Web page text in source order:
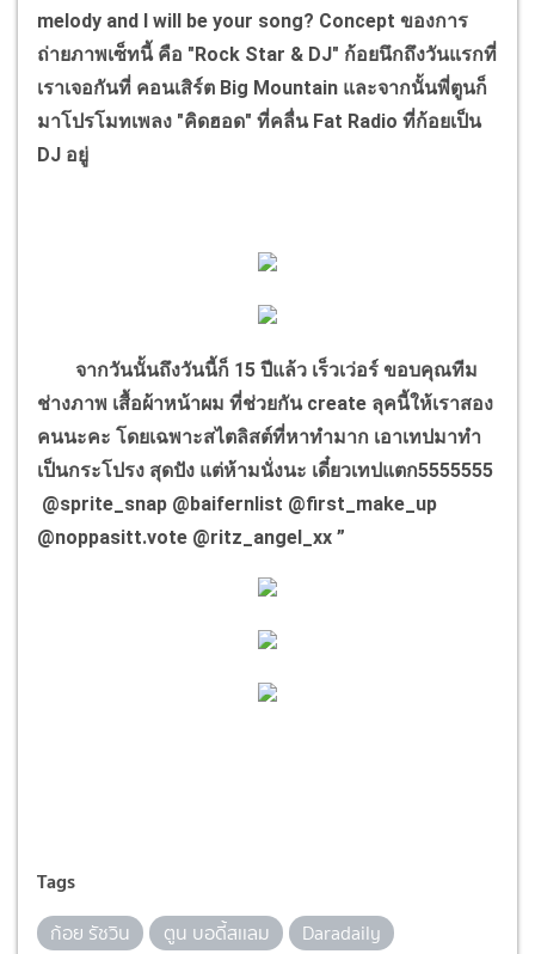
melody and I will be your song? Concept ของการ
ถ่ายภาพเซ็ทนี้ คือ "Rock Star & DJ" ก้อยนึกถึงวันแรกที่
เราเจอกันที่ คอนเสิร์ต Big Mountain และจากนั้นพี่ตูนก็
มาโปรโมทเพลง "คิดฮอด" ที่คลื่น Fat Radio ที่ก้อยเป็น
DJ อยู่
จากวันนั้นถึงวันนี้ก็ 15 ปีแล้ว เร็วเว่อร์ ขอบคุณทีม
ช่างภาพ เสื้อผ้าหน้าผม ที่ช่วยกัน create ลุคนี้ให้เราสอง
คนนะคะ โดยเฉพาะสไตลิสต์ที่หาทำมาก เอาเทปมาทำ
เป็นกระโปรง สุดปัง แต่ห้ามนั่งนะ เดี๋ยวเทปแตก5555555
@sprite_snap @baifernlist @first_make_up
@noppasitt.vote @ritz_angel_xx ”
Tags
ก้อย รัชวิน ตูน บอดี้สเเลม Daradaily